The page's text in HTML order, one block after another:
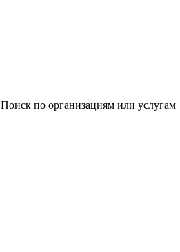
Поиск по организациям или услугам